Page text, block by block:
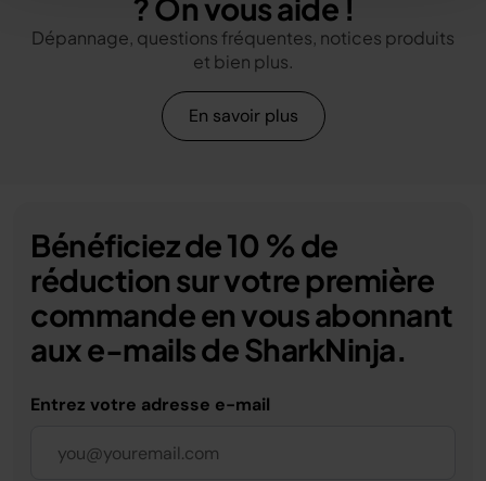
? On vous aide !
Dépannage, questions fréquentes, notices produits
et bien plus.
En savoir plus
Bénéficiez de 10 % de
réduction sur votre première
commande en vous abonnant
aux e-mails de SharkNinja.
Entrez votre adresse e-mail